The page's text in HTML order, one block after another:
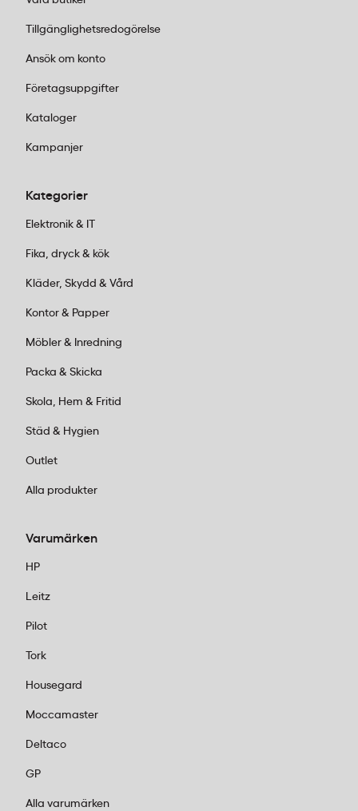
Tillgänglighetsredogörelse
Ansök om konto
Företagsuppgifter
Kataloger
Kampanjer
Kategorier
Elektronik & IT
Fika, dryck & kök
Kläder, Skydd & Vård
Kontor & Papper
Möbler & Inredning
Packa & Skicka
Skola, Hem & Fritid
Städ & Hygien
Outlet
Alla produkter
Varumärken
HP
Leitz
Pilot
Tork
Housegard
Moccamaster
Deltaco
GP
Alla varumärken